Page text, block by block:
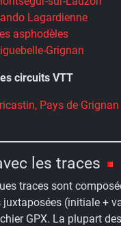
Lagardienne
asphodèles
Grignan
circuits VTT
Pays de Grignan
les traces
traces sont
juxtaposées (initiale +
GPX. La plupart